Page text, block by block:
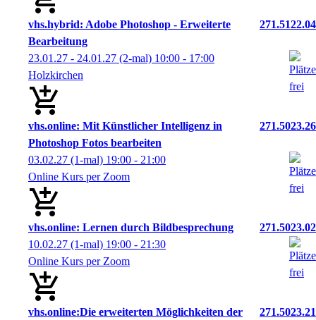
vhs.hybrid: Adobe Photoshop - Erweiterte
Bearbeitung
271.5122.04
23.01.27 - 24.01.27 (2-mal) 10:00 - 17:00
Holzkirchen
vhs.online: Mit Künstlicher Intelligenz in
Photoshop Fotos bearbeiten
271.5023.26
03.02.27 (1-mal) 19:00 - 21:00
Online Kurs per Zoom
vhs.online: Lernen durch Bildbesprechung
271.5023.02
10.02.27 (1-mal) 19:00 - 21:30
Online Kurs per Zoom
vhs.online:Die erweiterten Möglichkeiten der
271.5023.21